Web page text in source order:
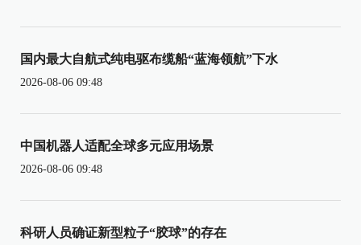
国内最大自航式纯电驱布缆船“蓝海领航”下水
2026-08-06 09:48
中国机器人适配全球多元应用场景
2026-08-06 09:48
科研人员确证新型粒子“胶球”的存在